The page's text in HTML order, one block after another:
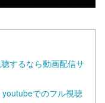
するなら動画配信サ
でのフル視聴